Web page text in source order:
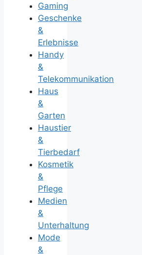
Gaming
Geschenke
&
Erlebnisse
Handy
&
Telekommunikation
Haus
&
Garten
Haustier
&
Tierbedarf
Kosmetik
&
Pflege
Medien
&
Unterhaltung
Mode
&